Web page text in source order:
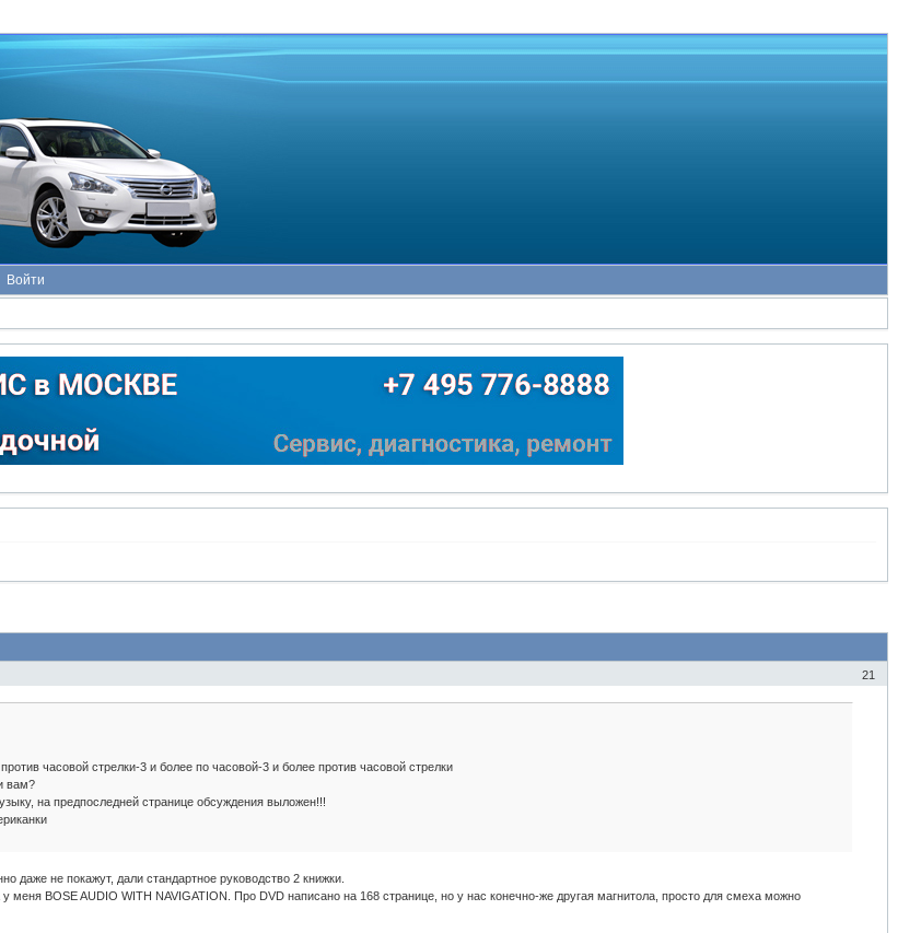
Войти
21
часовой стрелки-3 и более по часовой-3 и более против часовой стрелки
вам?
на предпоследней странице обсуждения выложен!!!
даже не покажут, дали стандартное руководство 2 книжки.
меня BOSE AUDIO WITH NAVIGATION. Про DVD написано на 168 странице, но у нас конечно-же другая магнитола, просто для смеха можно